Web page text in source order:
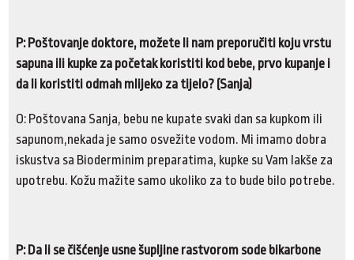
P: Poštovanje doktore, možete li nam preporučiti koju vrstu
sapuna ili kupke za početak koristiti kod bebe, prvo kupanje i
da li koristiti odmah mlijeko za tijelo? (Sanja)
O: Poštovana Sanja, bebu ne kupate svaki dan sa kupkom ili
sapunom,nekada je samo osvežite vodom. Mi imamo dobra
iskustva sa Bioderminim preparatima, kupke su Vam lakše za
upotrebu. Kožu mažite samo ukoliko za to bude bilo potrebe.
P: Da li se čišćenje usne šupljine rastvorom sode bikarbone